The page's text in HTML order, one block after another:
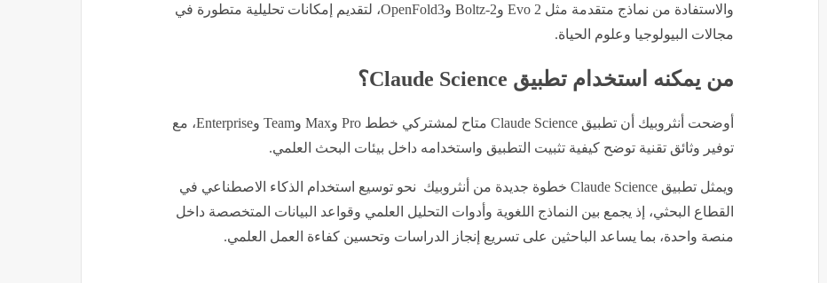
والاستفادة من نماذج متقدمة مثل Evo 2 وBoltz-2 وOpenFold3، لتقديم إمكانات تحليلية متطورة في
مجالات البيولوجيا وعلوم الحياة.
من يمكنه استخدام تطبيق Claude Science؟
أوضحت أنثروبيك أن تطبيق Claude Science متاح لمشتركي خطط Pro وMax وTeam وEnterprise، مع
توفير وثائق تقنية توضح كيفية تثبيت التطبيق واستخدامه داخل بيئات البحث العلمي.
ويمثل تطبيق Claude Science خطوة جديدة من أنثروبيك نحو توسيع استخدام الذكاء الاصطناعي في
القطاع البحثي، إذ يجمع بين النماذج اللغوية وأدوات التحليل العلمي وقواعد البيانات المتخصصة داخل
منصة واحدة، بما يساعد الباحثين على تسريع إنجاز الدراسات وتحسين كفاءة العمل العلمي.